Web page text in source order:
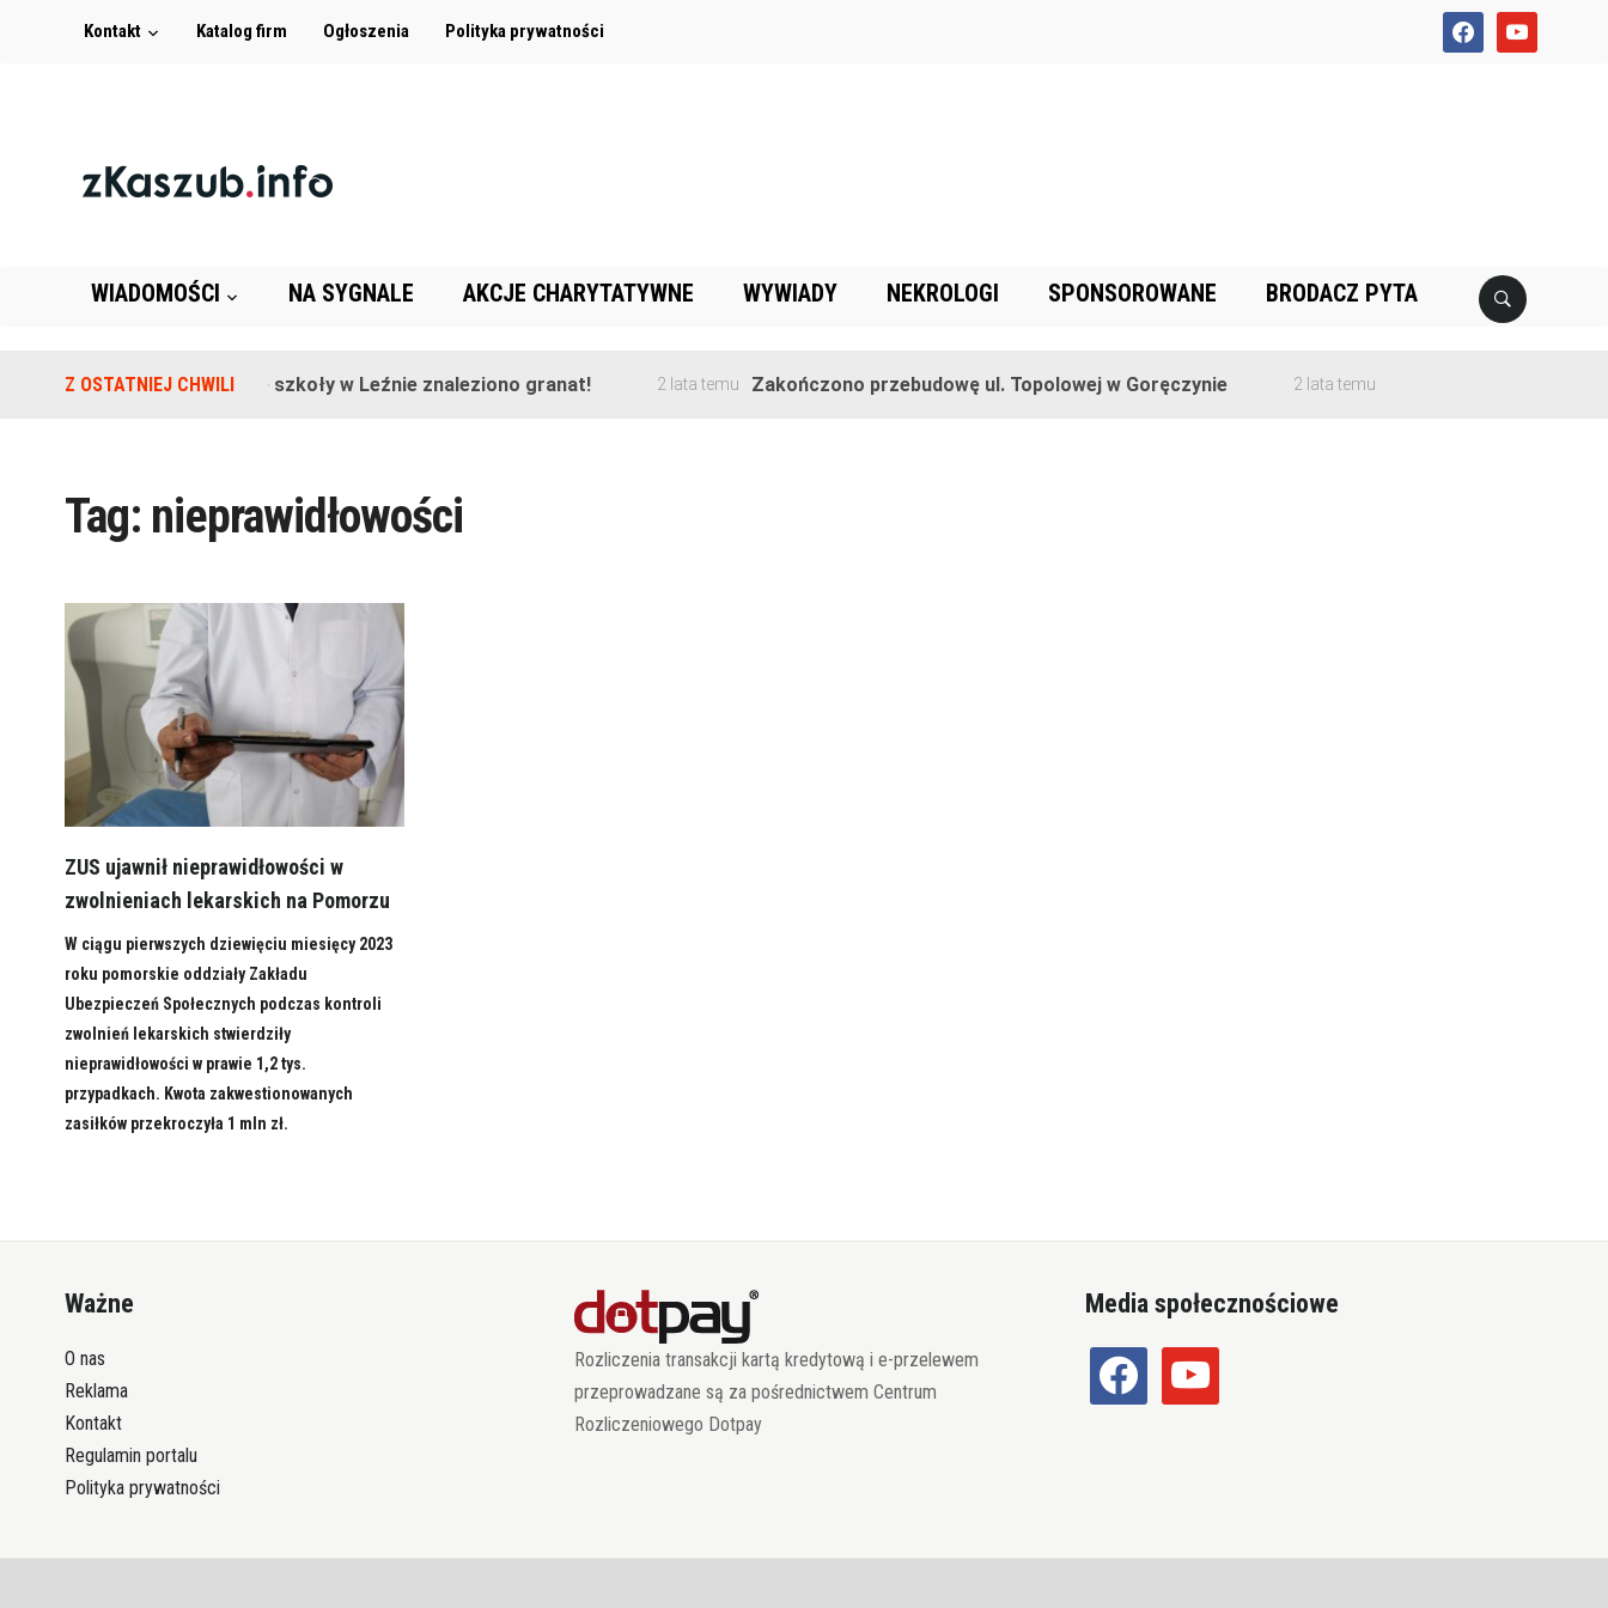
facebookyoutube
Kontakt Katalog firm Ogłoszenia Polityka prywatności
WIADOMOŚCI NA SYGNALE AKCJE CHARYTATYWNE WYWIADY NEKROLOGI SPONSOROWANE BRODACZ PYTA
Z OSTATNIEJ CHWILINa terenie szkoły w Leźnie znaleziono granat! 2 lata temu Zakończono przebudowę ul. Topolowej w Goręczynie 2 lata temu
Tag: nieprawidłowości
ZUS ujawnił nieprawidłowości w
zwolnieniach lekarskich na Pomorzu
W ciągu pierwszych dziewięciu miesięcy 2023
roku pomorskie oddziały Zakładu
Ubezpieczeń Społecznych podczas kontroli
zwolnień lekarskich stwierdziły
nieprawidłowości w prawie 1,2 tys.
przypadkach. Kwota zakwestionowanych
zasiłków przekroczyła 1 mln zł.
Ważne
O nas
Reklama
Kontakt
Regulamin portalu
Polityka prywatności
Rozliczenia transakcji kartą kredytową i e-przelewem
przeprowadzane są za pośrednictwem Centrum
Rozliczeniowego Dotpay
Media społecznościowe
facebook youtube